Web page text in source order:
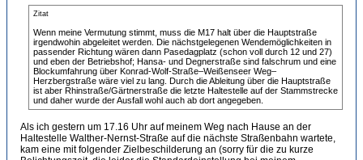
Zitat
Wenn meine Vermutung stimmt, muss die M17 halt über die Hauptstraße
irgendwohin abgeleitet werden. Die nächstgelegenen Wendemöglichkeiten in
passender Richtung wären dann Pasedagplatz (schon voll durch 12 und 27)
und eben der Betriebshof; Hansa- und Degnerstraße sind falschrum und eine
Blockumfahrung über Konrad-Wolf-Straße–Weißenseer Weg–
Herzbergstraße wäre viel zu lang. Durch die Ableitung über die Hauptstraße
ist aber Rhinstraße/Gärtnerstraße die letzte Haltestelle auf der Stammstrecke
und daher wurde der Ausfall wohl auch ab dort angegeben.
Als ich gestern um 17.16 Uhr auf meinem Weg nach Hause an der
Haltestelle Walther-Nernst-Straße auf die nächste Straßenbahn wartete,
kam eine mit folgender Zielbeschilderung an (sorry für die zu kurze